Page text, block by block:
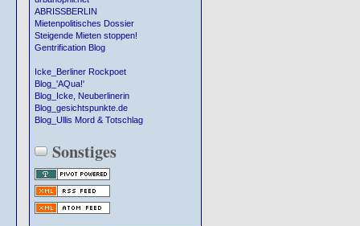
ABRISSBERLIN
Mietenpolitisches Dossier
Steigende Mieten stoppen!
Gentrification Blog
Icke_Berliner Rockpoet
Blog_'AQua!'
Blog_Icke, Neuberlinerin
Blog_gesichtspunkte.de
Blog_Ullis Mord & Totschlag
Sonstiges